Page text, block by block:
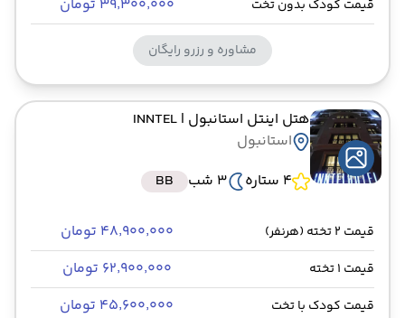
قیمت کودک بدون تخت ۳۹٬۳۰۰٬۰۰۰ تومان
مشاوره و رزرو رایگان
هتل اینتل استانبول | INNTEL
استانبول
4 ستاره
3 شب BB
قیمت 2 تخته (هرنفر) ۴۸٬۹۰۰٬۰۰۰ تومان
قیمت 1 تخته ۶۲٬۹۰۰٬۰۰۰ تومان
قیمت کودک با تخت ۴۵٬۶۰۰٬۰۰۰ تومان